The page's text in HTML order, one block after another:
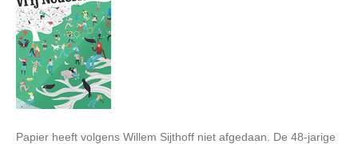
Papier heeft volgens Willem Sijthoff niet afgedaan. De 48-jarige